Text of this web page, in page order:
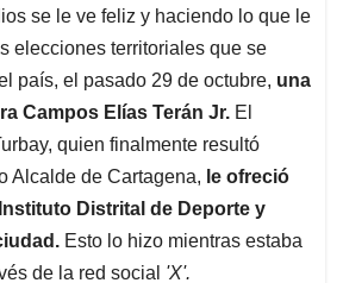
se le ve feliz y haciendo lo que le
elecciones territoriales que se
país, el pasado 29 de octubre, una
Campos Elías Terán Jr. El
quien finalmente resultó
Alcalde de Cartagena, le ofreció
Distrital de Deporte y
Esto lo hizo mientras estaba
de la red social 'X'.